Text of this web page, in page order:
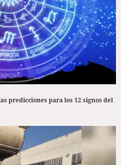
predicciones para los 12 signos del